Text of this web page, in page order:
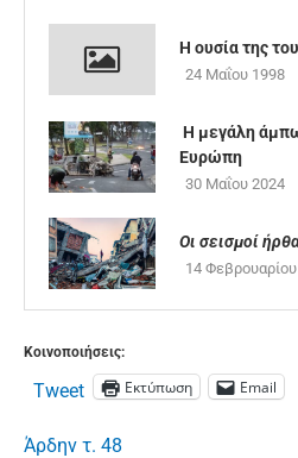
Η ουσία της
24 Μαΐου 1998
Η μεγάλη
Ευρώπη
30 Μαΐου 2024
Οι σεισμοί
14
Κοινοποιήσεις:
Tweet Εκτύπωση Email
Άρδην τ. 48